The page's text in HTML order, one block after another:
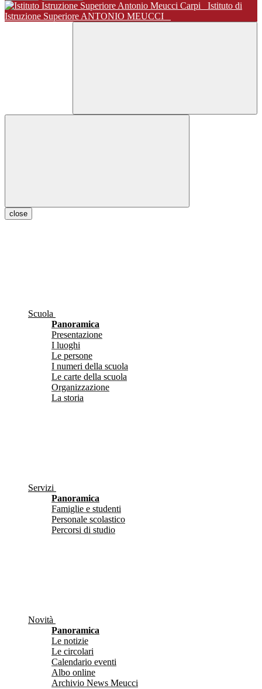
Istituto di
Istruzione Superiore ANTONIO MEUCCI
close
Scuola
Panoramica
Presentazione
I luoghi
Le persone
I numeri della scuola
Le carte della scuola
Organizzazione
La storia
Servizi
Panoramica
Famiglie e studenti
Personale scolastico
Percorsi di studio
Novità
Panoramica
Le notizie
Le circolari
Calendario eventi
Albo online
Archivio News Meucci